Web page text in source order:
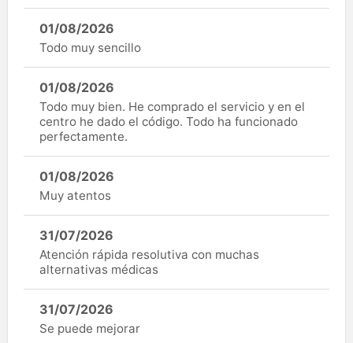
01/08/2026
Todo muy sencillo
01/08/2026
Todo muy bien. He comprado el servicio y en el
centro he dado el código. Todo ha funcionado
perfectamente.
01/08/2026
Muy atentos
31/07/2026
Atención rápida resolutiva con muchas
alternativas médicas
31/07/2026
Se puede mejorar